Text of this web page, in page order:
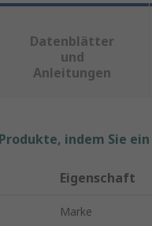
Datenblätter
und
Anleitungen
indem Sie
Eigenschaft
Marke